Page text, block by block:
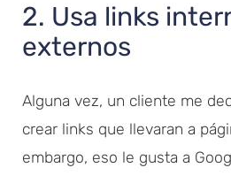
2. Usa links
externos
Alguna vez, un cliente me
crear links que llevaran a
embargo, eso le gusta a